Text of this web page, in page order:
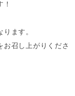
ます。
お召し上がりくださ